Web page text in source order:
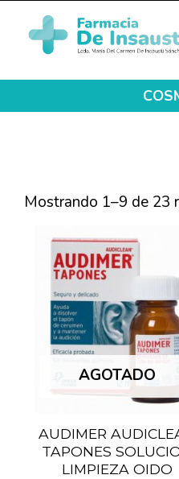
Mostrando 1–9 de 23
AGOTADO
AUDIMER
TAPONES
LIMPIEZA OIDO